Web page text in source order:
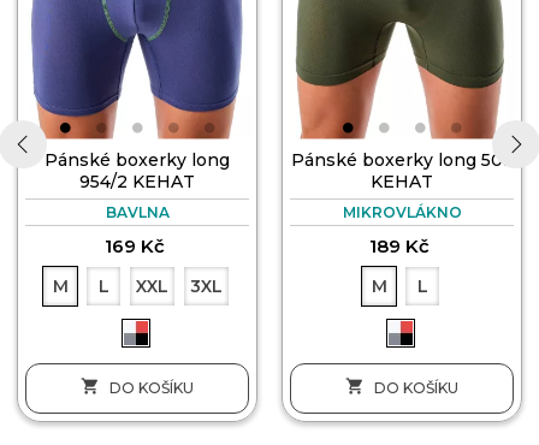
Pánské boxerky long
954/2 KEHAT
BAVLNA
169 Kč
M L XXL 3XL
 DO KOŠÍKU
Pánské boxerky long 503
KEHAT
MIKROVLÁKNO
189 Kč
M L
 DO KOŠÍKU